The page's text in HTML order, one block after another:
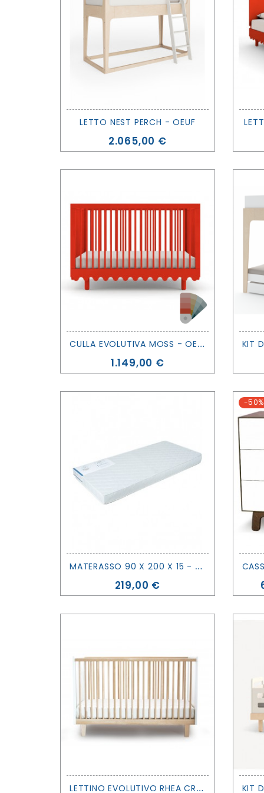
LETTO NEST PERCH - OEUF
Prezzo
2.065,00 €
C
ULLA EVOLUTIVA MOSS - OEUF
Prezzo
1.149,00 €
M
ATERASSO 90 X 200 X 15 - OEUF
Prezzo
219,00 €
-50%
L
ETTINO EVOLUTIVO RHEA CRIB - OEUF